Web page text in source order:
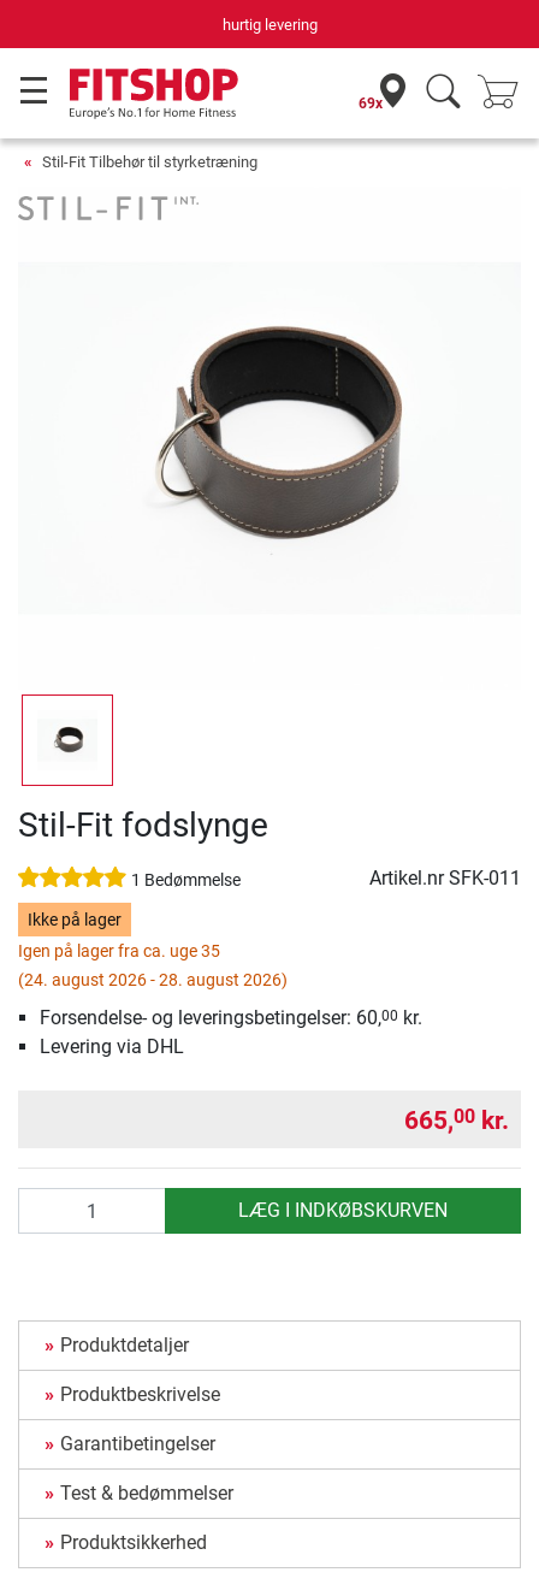
hurtig levering
69x
Stil-Fit Tilbehør til styrketræning
Stil-Fit fodslynge
1 Bedømmelse Artikel.nrSFK-011
Ikke på lager
Igen på lager fra ca. uge 35
(24. august 2026 - 28. august 2026)
Forsendelse- og leveringsbetingelser: 60,00 kr.
Levering via DHL
665,00 kr.
LÆG I INDKØBSKURVEN
Produktdetaljer
Produktbeskrivelse
Garantibetingelser
Test & bedømmelser
Produktsikkerhed